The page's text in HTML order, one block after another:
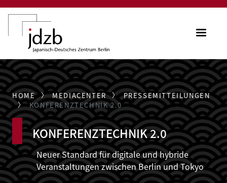
Direkt zum Inhalt
HOME MEDIACENTER
PRESSEMITTEILUNGEN
KONFERENZTECHNIK 2.0
KONFERENZTECHNIK 2.0
Neuer Standard für digitale und hybride
Veranstaltungen zwischen Berlin und Tokyo